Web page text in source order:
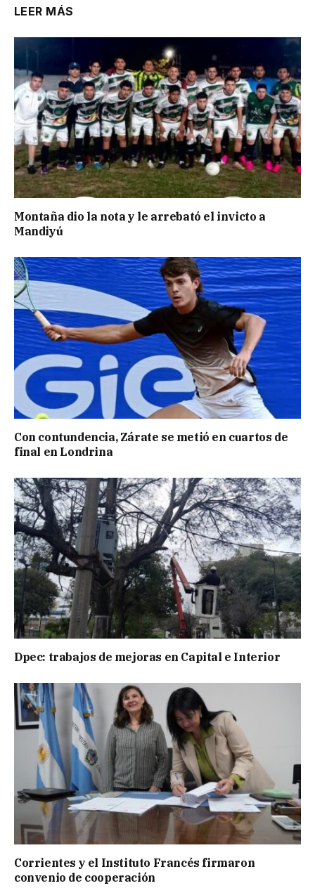
LEER MÁS
Montaña dio la nota y le arrebató el invicto a
Mandiyú
Con contundencia, Zárate se metió en cuartos de
final en Londrina
Dpec: trabajos de mejoras en Capital e Interior
Corrientes y el Instituto Francés firmaron
convenio de cooperación